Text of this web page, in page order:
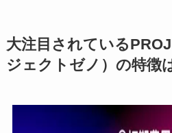
大注目されている
ジェクトゼノ）の特徴